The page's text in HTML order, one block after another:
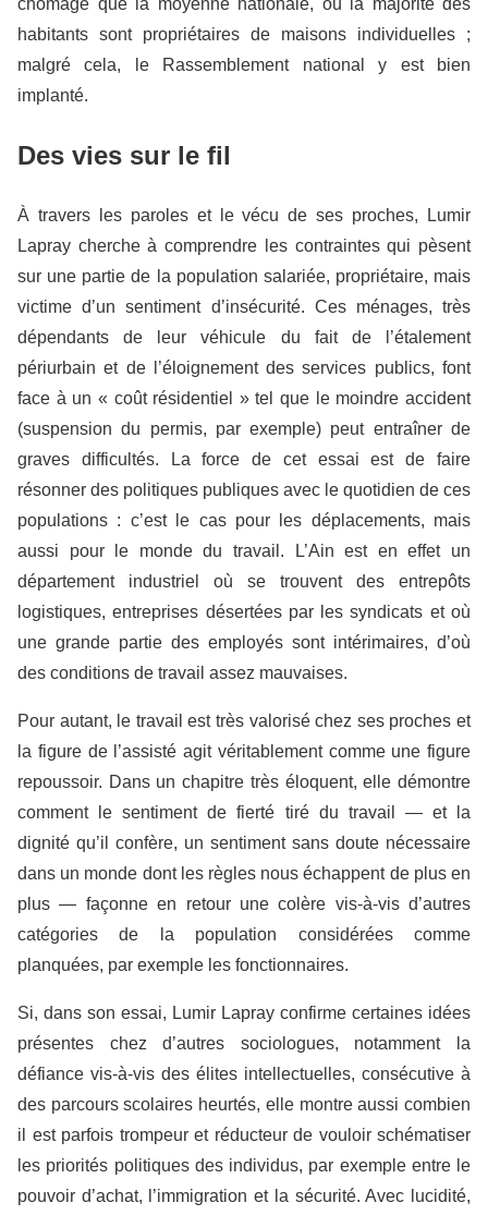
chômage que la moyenne nationale, où la majorité des
habitants sont propriétaires de maisons individuelles ;
malgré cela, le Rassemblement national y est bien
implanté.
Des vies sur le fil
À travers les paroles et le vécu de ses proches, Lumir
Lapray cherche à comprendre les contraintes qui pèsent
sur une partie de la population salariée, propriétaire, mais
victime d’un sentiment d’insécurité. Ces ménages, très
dépendants de leur véhicule du fait de l’étalement
périurbain et de l’éloignement des services publics, font
face à un « coût résidentiel » tel que le moindre accident
(suspension du permis, par exemple) peut entraîner de
graves difficultés. La force de cet essai est de faire
résonner des politiques publiques avec le quotidien de ces
populations : c’est le cas pour les déplacements, mais
aussi pour le monde du travail. L’Ain est en effet un
département industriel où se trouvent des entrepôts
logistiques, entreprises désertées par les syndicats et où
une grande partie des employés sont intérimaires, d’où
des conditions de travail assez mauvaises.
Pour autant, le travail est très valorisé chez ses proches et
la figure de l’assisté agit véritablement comme une figure
repoussoir. Dans un chapitre très éloquent, elle démontre
comment le sentiment de fierté tiré du travail — et la
dignité qu’il confère, un sentiment sans doute nécessaire
dans un monde dont les règles nous échappent de plus en
plus — façonne en retour une colère vis-à-vis d’autres
catégories de la population considérées comme
planquées, par exemple les fonctionnaires.
Si, dans son essai, Lumir Lapray confirme certaines idées
présentes chez d’autres sociologues, notamment la
défiance vis-à-vis des élites intellectuelles, consécutive à
des parcours scolaires heurtés, elle montre aussi combien
il est parfois trompeur et réducteur de vouloir schématiser
les priorités politiques des individus, par exemple entre le
pouvoir d’achat, l’immigration et la sécurité. Avec lucidité,